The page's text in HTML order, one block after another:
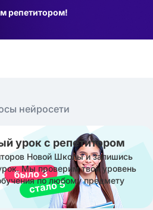
репетитором!
нейросети
урок с репетитором
Новой Школы и запишись
Мы проверим твой уровень
по любому предмету